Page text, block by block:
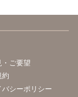
・ご要望
約
バシーポリシー